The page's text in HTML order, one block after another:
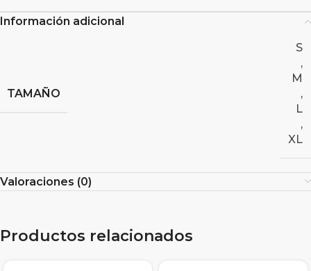
Información adicional
TAMAÑO
S
,
M
,
L
,
XL
Valoraciones (0)
Productos relacionados